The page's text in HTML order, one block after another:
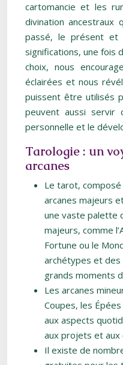
cartomancie et les
divination
passé, le présent et
significations, une fois
choix, nous
éclairées et nous
puissent être utilisés
peuvent aussi servir
personnelle et le
Tarologie : un
arcanes
Le tarot,
arcanes majeurs
une vaste palette
majeurs, comme
Fortune ou le
archétypes et des
grands moments
Les arcanes
Coupes, les
aux aspects
aux projets et aux
Il existe de